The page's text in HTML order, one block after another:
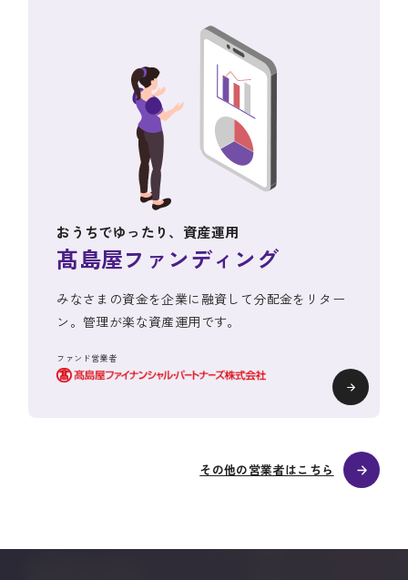
その他の営業者はこちら
おうちでゆったり、資産運用
髙島屋ファンディング
みなさまの資金を企業に融資して分配金をリター
ン。管理が楽な資産運用です。
ファンド営業者